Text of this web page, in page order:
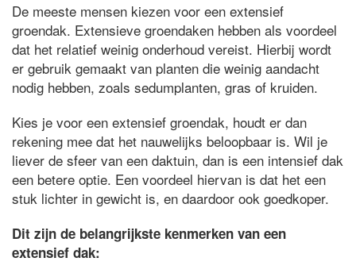
De meeste mensen kiezen voor een extensief
groendak. Extensieve groendaken hebben als voordeel
dat het relatief weinig onderhoud vereist. Hierbij wordt
er gebruik gemaakt van planten die weinig aandacht
nodig hebben, zoals sedumplanten, gras of kruiden.
Kies je voor een extensief groendak, houdt er dan
rekening mee dat het nauwelijks beloopbaar is. Wil je
liever de sfeer van een daktuin, dan is een intensief dak
een betere optie. Een voordeel hiervan is dat het een
stuk lichter in gewicht is, en daardoor ook goedkoper.
Dit zijn de belangrijkste kenmerken van een
extensief dak: